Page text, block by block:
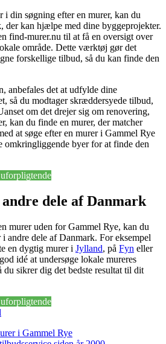
i din søgning efter en murer, kan du
der kan hjælpe med dine byggeprojekter.
find-murer.nu til at få en oversigt over
område. Dette værktøj gør det
forskellige tilbud, så du kan finde den
anbefales det at udfylde dine
så du modtager skræddersyede tilbud,
om det drejer sig om renovering,
kan du finde en murer, der matcher
at søge efter en murer i Gammel Rye
byer for at finde den
dele af Danmark
murer uden for Gammel Rye, kan du
andre dele af Danmark. For eksempel
en dygtig murer i Jylland, på Fyn eller
idé at undersøge lokale mureres
du sikrer dig det bedste resultat til dit
i Gammel Rye